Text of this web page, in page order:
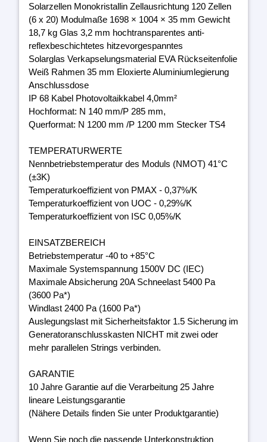
Solarzellen Monokristallin Zellausrichtung 120 Zellen
(6 x 20) Modulmaße 1698 × 1004 × 35 mm Gewicht
18,7 kg Glas 3,2 mm hochtransparentes anti-
reflexbeschichtetes hitzevorgespanntes
Solarglas Verkapselungsmaterial EVA Rückseitenfolie
Weiß Rahmen 35 mm Eloxierte Aluminiumlegierung
Anschlussdose
IP 68 Kabel Photovoltaikkabel 4,0mm²
Hochformat: N 140 mm/P 285 mm,
Querformat: N 1200 mm /P 1200 mm Stecker TS4
TEMPERATURWERTE
Nennbetriebstemperatur des Moduls (NMOT) 41°C
(±3K)
Temperaturkoeffizient von PMAX - 0,37%/K
Temperaturkoeffizient von UOC - 0,29%/K
Temperaturkoeffizient von ISC 0,05%/K
EINSATZBEREICH
Betriebstemperatur -40 to +85°C
Maximale Systemspannung 1500V DC (IEC)
Maximale Absicherung 20A Schneelast 5400 Pa
(3600 Pa*)
Windlast 2400 Pa (1600 Pa*)
Auslegungslast mit Sicherheitsfaktor 1.5 Sicherung im
Generatoranschlusskasten NICHT mit zwei oder
mehr parallelen Strings verbinden.
GARANTIE
10 Jahre Garantie auf die Verarbeitung 25 Jahre
lineare Leistungsgarantie
(Nähere Details finden Sie unter Produktgarantie)
Wenn Sie noch die passende Unterkonstruktion